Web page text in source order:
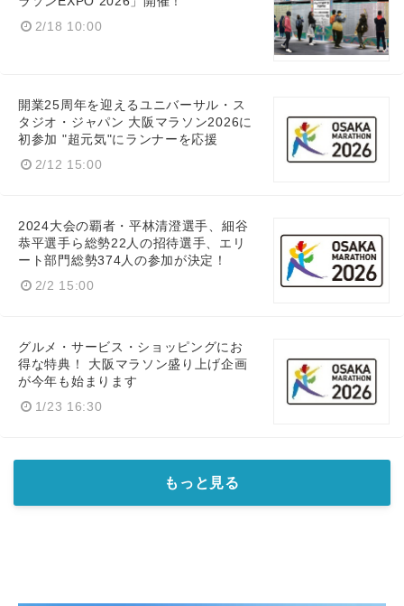
2/18 10:00
開業25周年を迎えるユニバーサル・ス
タジオ・ジャパン 大阪マラソン2026に
初参加 "超元気"にランナーを応援
2/12 15:00
2024大会の覇者・平林清澄選手、細谷
恭平選手ら総勢22人の招待選手、エリ
ート部門総勢374人の参加が決定！
2/2 15:00
グルメ・サービス・ショッピングにお
得な特典！ 大阪マラソン盛り上げ企画
が今年も始まります
1/23 16:30
もっと見る